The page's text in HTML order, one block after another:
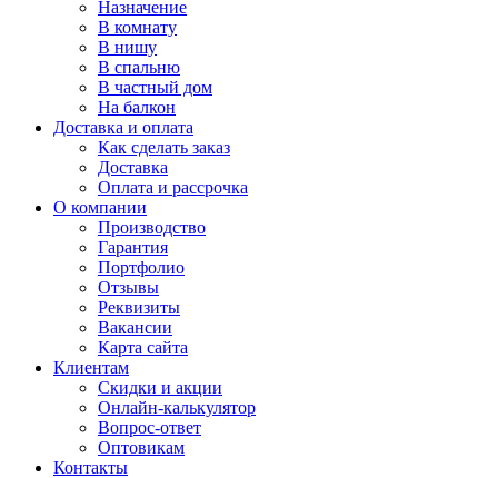
Назначение
В комнату
В нишу
В спальню
В частный дом
На балкон
Доставка и оплата
Как сделать заказ
Доставка
Оплата и рассрочка
О компании
Производство
Гарантия
Портфолио
Отзывы
Реквизиты
Вакансии
Карта сайта
Клиентам
Скидки и акции
Онлайн-калькулятор
Вопрос-ответ
Оптовикам
Контакты